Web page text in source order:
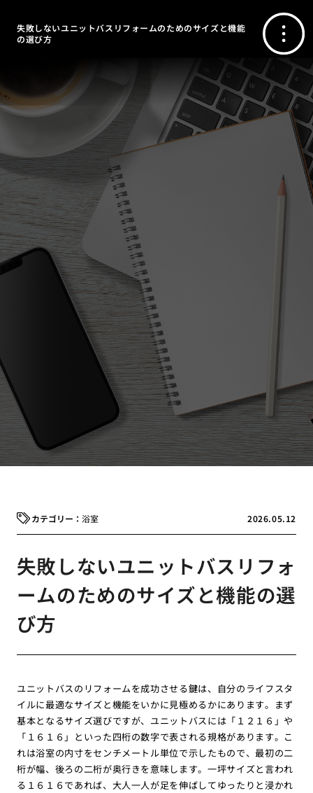
失敗しないユニットバスリフォームのためのサイズと機能
の選び方
2026.05.12
浴室
失敗しないユニットバスリフォ
ームのためのサイズと機能の選
び方
ユニットバスのリフォームを成功させる鍵は、自分のライフスタ
イルに最適なサイズと機能をいかに見極めるかにあります。まず
基本となるサイズ選びですが、ユニットバスには「１２１６」や
「１６１６」といった四桁の数字で表される規格があります。こ
れは浴室の内寸をセンチメートル単位で示したもので、最初の二
桁が幅、後ろの二桁が奥行きを意味します。一坪サイズと言われ
る１６１６であれば、大人一人が足を伸ばしてゆったりと浸かれ